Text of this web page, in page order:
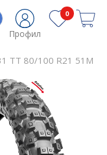
Профил
0
TT 80/100 R21 51M